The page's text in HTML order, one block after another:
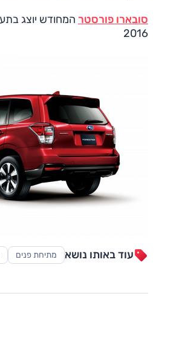
סובארו פורסטר
2016
עוד באותו נושא מתיחת פנים